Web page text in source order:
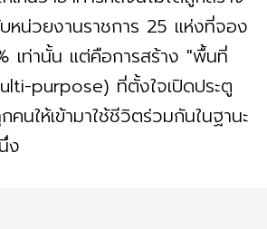
หน่วยงานราชการ 25 แห่งที่จอง
เท่านั้น แต่คือการสร้าง "พื้นที่
purpose) ที่ตั้งใจเปิดประตู
นให้เข้ามาใช้ชีวิตร่วมกันในฐานะ
ง